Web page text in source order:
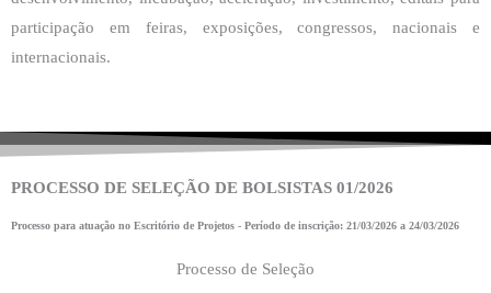
participação em feiras, exposições, congressos, nacionais e
internacionais.
PROCESSO DE SELEÇÃO DE BOLSISTAS 01/2026
Processo para atuação no Escritório de Projetos - Período de inscrição: 21/03/2026 a 24/03/2026
Processo de Seleção